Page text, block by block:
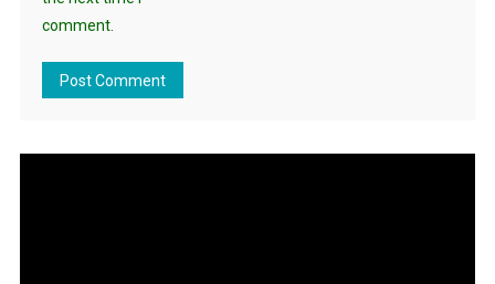
comment.